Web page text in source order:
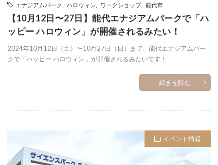
エナジアムパーク
ハロウィン ワークショップ, 能代市
【10月12日〜27日】能代エナジアムパークで「ハ
ッピー ハロウィン」が開催されるみたい！
2024年10月12日（土）〜10月27日（日）まで、能代エナジアムパー
クで「ハッピー ハロウィン」が開催されるみたいです！
続きを読む
イベント情報